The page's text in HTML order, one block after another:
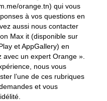
orange.tn) qui vous
à vos questions en
aussi nous contacter
Max it (disponible sur
et AppGallery) en
un expert Orange ».
nous vous
l’une de ces rubriques
et vous